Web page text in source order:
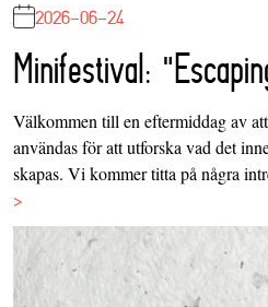
2026-06-24
Minifestival:
Välkommen till en eftermiddag av
användas för att utforska vad det
skapas. Vi kommer titta på några
>